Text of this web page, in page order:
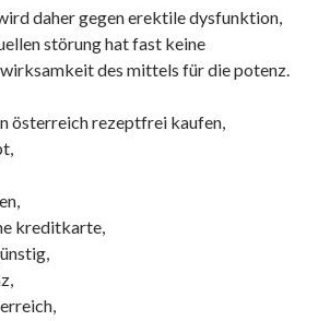
daher gegen erektile dysfunktion,
störung hat fast keine
des mittels für die potenz.
österreich rezeptfrei kaufen,
kreditkarte,